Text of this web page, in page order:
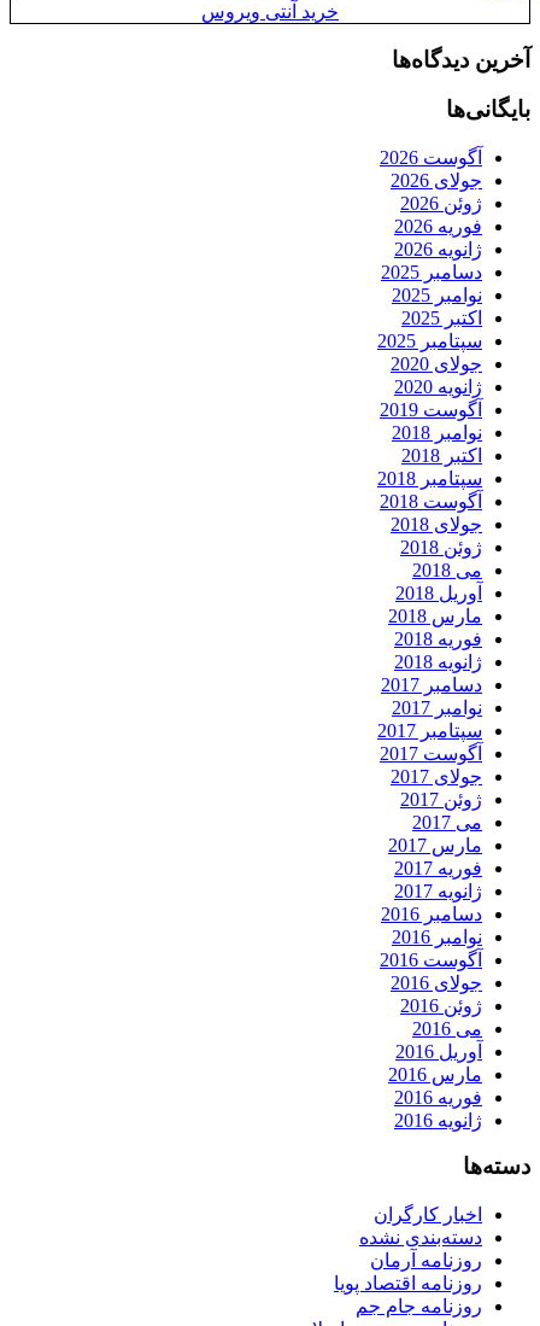
خرید آنتی ویروس
آخرین دیدگاه‌ها
بایگانی‌ها
آگوست 2026
جولای 2026
ژوئن 2026
فوریه 2026
ژانویه 2026
دسامبر 2025
نوامبر 2025
اکتبر 2025
سپتامبر 2025
جولای 2020
ژانویه 2020
آگوست 2019
نوامبر 2018
اکتبر 2018
سپتامبر 2018
آگوست 2018
جولای 2018
ژوئن 2018
می 2018
آوریل 2018
مارس 2018
فوریه 2018
ژانویه 2018
دسامبر 2017
نوامبر 2017
سپتامبر 2017
آگوست 2017
جولای 2017
ژوئن 2017
می 2017
مارس 2017
فوریه 2017
ژانویه 2017
دسامبر 2016
نوامبر 2016
آگوست 2016
جولای 2016
ژوئن 2016
می 2016
آوریل 2016
مارس 2016
فوریه 2016
ژانویه 2016
دسته‌ها
اخبار کارگران
دسته‌بندی نشده
روزنامه آرمان
روزنامه اقتصاد پویا
روزنامه جام جم